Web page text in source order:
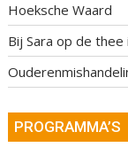
Hoeksche Waard
Bij Sara op de
PROGRAMMA’S